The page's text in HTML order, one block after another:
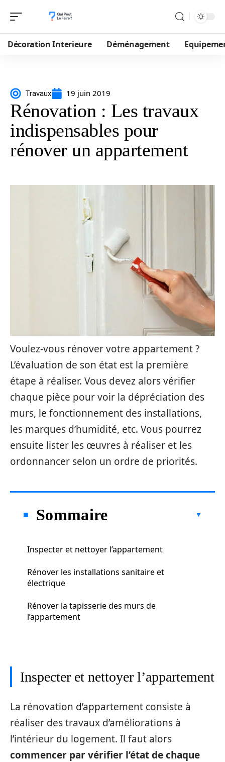
Décoration Interieure Déménagement
Travaux 19 juin 2019
Rénovation : Les travaux
indispensables pour
rénover un appartement
Voulez-vous rénover votre appartement ?
L’évaluation de son état est la première
étape à réaliser. Vous devez alors vérifier
chaque pièce pour voir la dépréciation des
murs, le fonctionnement des installations,
les marques d’humidité, etc. Vous pourrez
ensuite lister les œuvres à réaliser et les
ordonnancer selon un ordre de priorités.
Sommaire
Inspecter et nettoyer l’appartement
Rénover les installations sanitaire et
électrique
Rénover la tapisserie des murs de
l’appartement
Inspecter et nettoyer l’appartement
La rénovation d’appartement consiste à
réaliser des travaux d’améliorations à
l’intérieur du logement. Il faut alors
commencer par vérifier l’état de chaque